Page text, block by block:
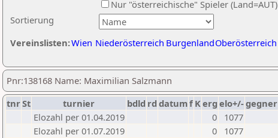
Sortierung
Nur "österreichische" Spieler (Land=AUT)
Vereinslisten:Wien Niederösterreich BurgenlandOberösterreich
Pnr:138168 Name: Maximilian Salzmann
tnrSt turnier bdld rd datumf Kerg elo+/-gegner
Elozahl per 01.04.2019
0
1077
Elozahl per 01.07.2019
0
1077